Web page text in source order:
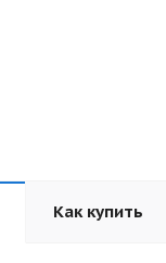
Как купить